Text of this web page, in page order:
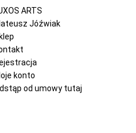
ARTS
Jóźwiak
konto
od umowy tutaj